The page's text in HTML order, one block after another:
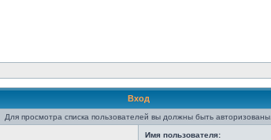
Вход
Для просмотра списка пользователей вы должны быть авторизованы.
Имя пользователя: